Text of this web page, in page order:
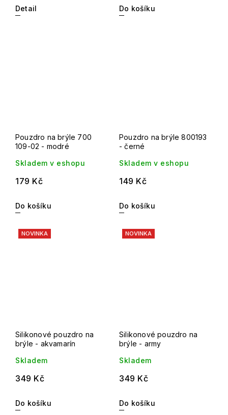
Detail Do košíku
Pouzdro na brýle 700
109-02 - modré
Skladem v eshopu
179 Kč
Do košíku
Pouzdro na brýle 800193
- černé
Skladem v eshopu
149 Kč
Do košíku
NOVINKA
Silikonové pouzdro na
brýle - akvamarín
Skladem
349 Kč
Do košíku
NOVINKA
Silikonové pouzdro na
brýle - army
Skladem
349 Kč
Do košíku